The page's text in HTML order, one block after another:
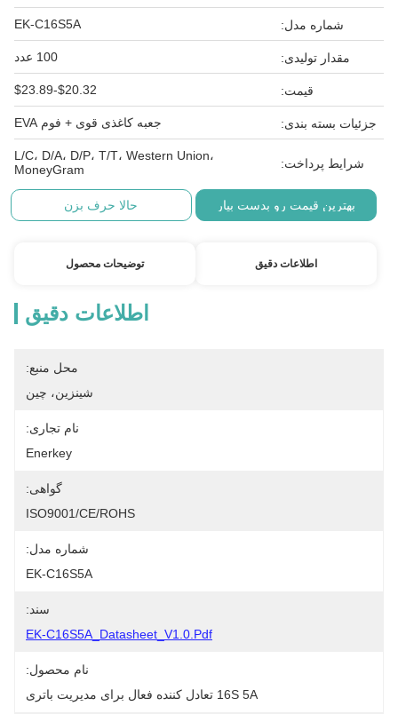
شماره مدل: EK-C16S5A
مقدار تولیدی: 100 عدد
قیمت: $20.32-$23.89
جزئیات بسته بندی: جعبه کاغذی قوی + فوم EVA
شرایط پرداخت:
L/C، D/A، D/P، T/T، Western Union،
MoneyGram
بهترین قیمت رو بدست بیار حالا حرف بزن
اطلاعات دقیق توضیحات محصول
اطلاعات دقیق
محل منبع:
شينزين، چين
نام تجاری:
Enerkey
گواهی:
ISO9001/CE/ROHS
شماره مدل:
EK-C16S5A
سند:
EK-C16S5A_Datasheet_V1.0.pdf
نام محصول:
16S 5A تعادل کننده فعال برای مدیریت باتری